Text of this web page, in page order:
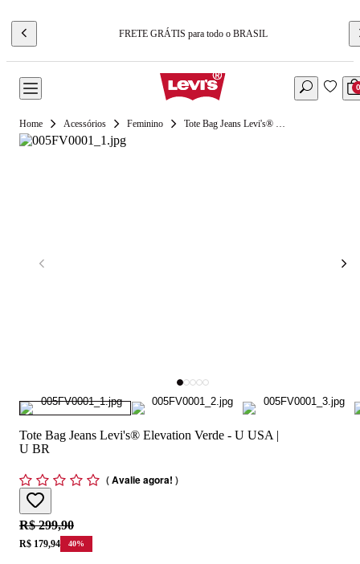
FRETE GRÁTIS para todo o BRASIL
0
Acessórios Feminino Tote Bag Jeans Levi's® Elevation Verde - U USA | U BR
Tote Bag Jeans Levi's® Elevation Verde - U USA |
U BR
(Avalie agora! )
Original price:
R$ 299,90
Price:
R$ 179,94 40%